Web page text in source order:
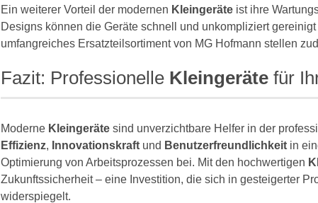
Ein weiterer Vorteil der modernen Kleingeräteist ihre
Designs können die Geräte schnell und unkompliziert
umfangreiches Ersatzteilsortiment von MG Hofmann stellen
Fazit: Professionelle Kleingerätefür
Moderne Kleingerätesind unverzichtbare Helfer in der
Effizienz, Innovationskraftund Benutzerfreundlichkeitin
Optimierung von Arbeitsprozessen bei. Mit den hochwertigen
Zukunftssicherheit – eine Investition, die sich in gesteigerter
widerspiegelt.